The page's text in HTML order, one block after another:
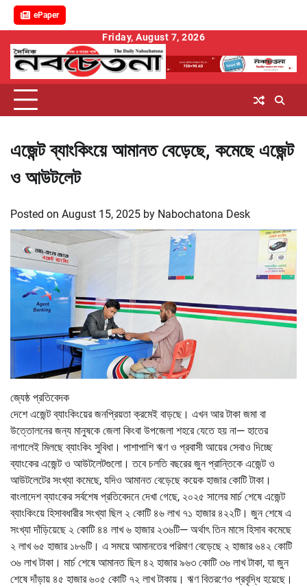
ePaper
content
Friday, August 7, 2026
এজেন্ট ব্যাংকিংয়ে আমানত বেড়েছে, কমেছে এজেন্ট
ও আউটলেট
Posted on August 15, 2025 by Nabochatona Desk
জ্যেষ্ঠ প্রতিবেদক
দেশে এজেন্ট ব্যাংকিংয়ের জনপ্রিয়তা ক্রমেই বাড়ছে। এখন আর টাকা জমা বা
উত্তোলনের জন্য মানুষকে জেলা কিংবা উপজেলা শহরে যেতে হয় না— হাতের
নাগালেই মিলছে ব্যাংকিং সুবিধা। পাশাপাশি ঋণ ও প্রবাসী আয়ের সেবাও দিচ্ছে
ব্যাংকের এজেন্ট ও আউটলেটগুলো। তবে চলতি বছরের জুন প্রান্তিকে এজেন্ট ও
আউটলেটের সংখ্যা কমেছে, যদিও আমানত বেড়েছে কয়েক হাজার কোটি টাকা।
বাংলাদেশ ব্যাংকের সর্বশেষ প্রতিবেদনে দেখা গেছে, ২০২৫ সালের মার্চ শেষে এজেন্ট
ব্যাংকিংয়ে হিসাবধারীর সংখ্যা ছিল ২ কোটি ৪৬ লাখ ৭১ হাজার ৪২২টি। জুন শেষে এ
সংখ্যা দাঁড়িয়েছে ২ কোটি ৪৪ লাখ ৬ হাজার ২৩৬টি— অর্থাৎ তিন মাসে হিসাব কমেছে
২ লাখ ৬৫ হাজার ১৮৬টি। এ সময়ে আমানতের পরিমাণ বেড়েছে ২ হাজার ৬৪২ কোটি
৩৬ লাখ টাকা। মার্চ শেষে আমানত ছিল ৪২ হাজার ৯৬৩ কোটি ৩৬ লাখ টাকা, যা জুন
শেষে দাঁড়ায় ৪৫ হাজার ৬০৫ কোটি ৭২ লাখ টাকায়। ঋণ বিতরণেও প্রবৃদ্ধি হয়েছে।